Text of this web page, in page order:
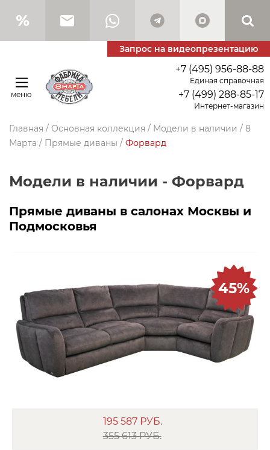
Запрос на видеопрезентацию
меню
+7 (495) 956-88-88
Единая справочная
+7 (499) 288-85-17
Интернет-магазин
Главная / Основная коллекция / Модели в наличии / 8
Марта / Прямые диваны / Форвард
Модели в наличии - Форвард
Прямые диваны в салонах Москвы и
Подмосковья
195 587 РУБ.
355 613 РУБ.
45%